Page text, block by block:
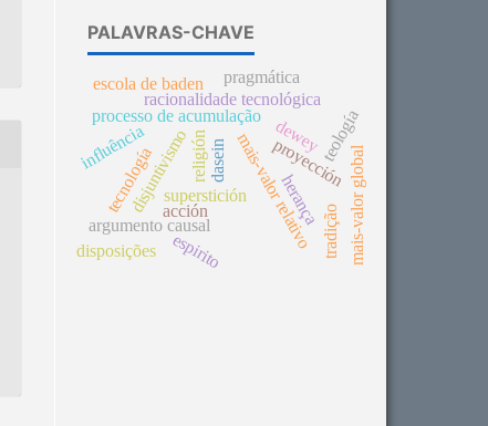
PALAVRAS-CHAVE
argumento causal
superstición
proyección
processo de acumulação
mais-valor global
mais-valor relativo
disjuntivismoreligión
racionalidade tecnológica
tecnología
dewey teología
espirito
influência
escola de baden
dasein
herança
tradição
pragmática
disposições
acción